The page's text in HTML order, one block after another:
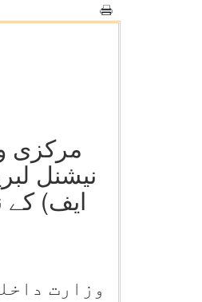
مرکزی
نیشنل
ایف) کے
وزارت